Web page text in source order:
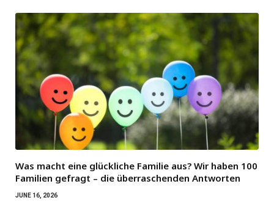
Was macht eine glückliche Familie aus? Wir haben 100
Familien gefragt – die überraschenden Antworten
JUNE 16, 2026